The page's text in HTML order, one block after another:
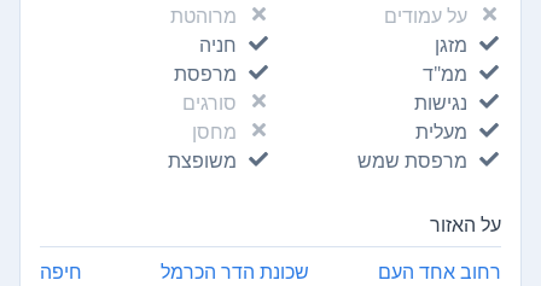
על עמודים
מרוהטת
מזגן
חניה
ממ"ד
מרפסת
נגישות
סורגים
מעלית
מחסן
מרפסת שמש
משופצת
על האזור
רחוב אחד העם שכונת הדר הכרמל חיפה